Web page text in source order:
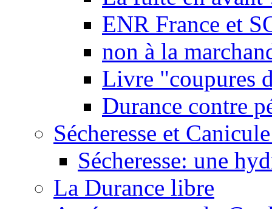
ENR France et
non à la
Livre "coupures
Durance contre
Sécheresse et
Sécheresse: une
La Durance libre